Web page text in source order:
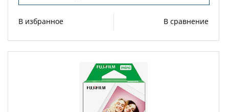
В избранное В сравнение